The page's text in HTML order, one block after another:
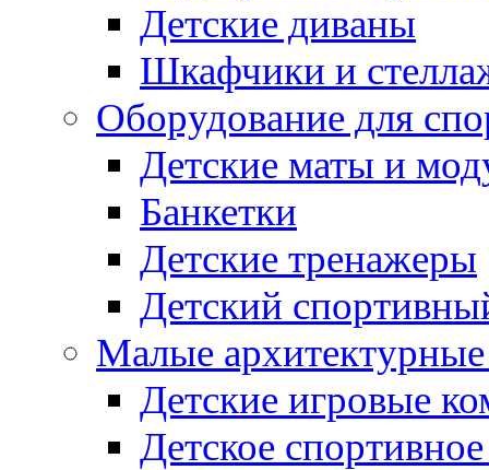
Детские диваны
Шкафчики и
Оборудование для
Детские маты и
Банкетки
Детские тренажеры
Детский
Малые
Детские игровые
Детское